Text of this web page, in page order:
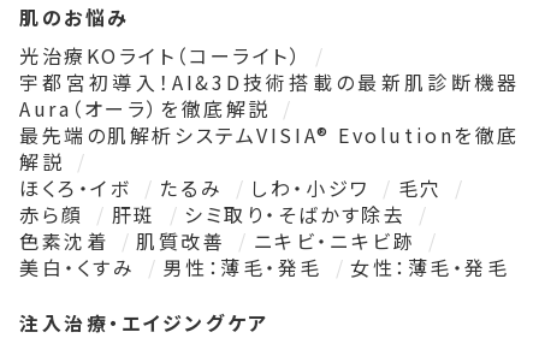
肌のお悩み
光治療KOライト（コーライト）
宇都宮初導入！AI&3D技術搭載の最新肌診断機器
Aura（オーラ）を徹底解説
最先端の肌解析システムVISIA® Evolutionを徹底
解説
ほくろ・イボ
たるみ しわ・小ジワ
毛穴
赤ら顔
肝斑
シミ取り・そばかす除去
色素沈着
肌質改善
ニキビ・ニキビ跡
美白・くすみ
男性：薄毛・発毛
女性：薄毛・発毛
注入治療・エイジングケア